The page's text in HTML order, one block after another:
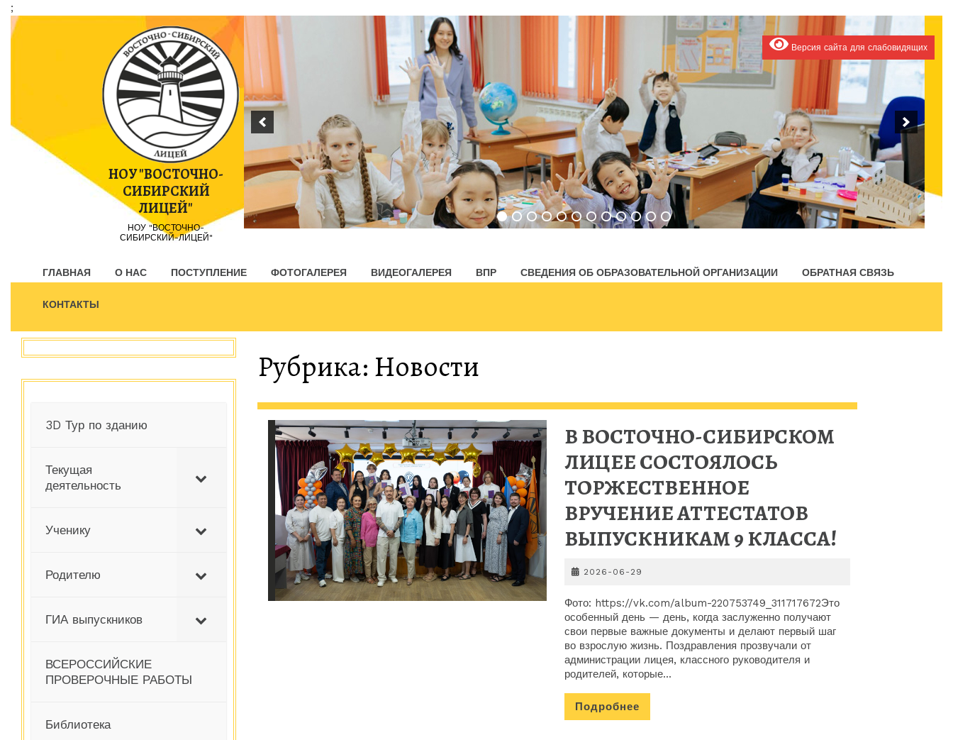
;
Пропустить
контент
НОУ "ВОСТОЧНО-
СИБИРСКИЙ
ЛИЦЕЙ"
НОУ "ВОСТОЧНО-
СИБИРСКИЙ-ЛИЦЕЙ"
Версия сайта для слабовидящих
ГЛАВНАЯ О НАС ПОСТУПЛЕНИЕ ФОТОГАЛЕРЕЯ ВИДЕОГАЛЕРЕЯ ВПР СВЕДЕНИЯ ОБ ОБРАЗОВАТЕЛЬНОЙ ОРГАНИЗАЦИИ ОБРАТНАЯ СВЯЗЬ
КОНТАКТЫ
3D Тур по зданию
Текущая
деятельность
Ученику
Родителю
ГИА выпускников
ВСЕРОССИЙСКИЕ
ПРОВЕРОЧНЫЕ РАБОТЫ
Библиотека
Рубрика: Новости
В ВОСТОЧНО-СИБИРСКОМ
ЛИЦЕЕ СОСТОЯЛОСЬ
ТОРЖЕСТВЕННОЕ
ВРУЧЕНИЕ АТТЕСТАТОВ
ВЫПУСКНИКАМ 9 КЛАССА!В
ЛИЦЕЕ
2026-06-29
Фото: https://vk.com/album-220753749_311717672Это
особенный день — день, когда заслуженно получают
свои первые важные документы и делают первый шаг
во взрослую жизнь. Поздравления прозвучали от
администрации лицея, классного руководителя и
родителей, которые...
ПодробнееПодробнее